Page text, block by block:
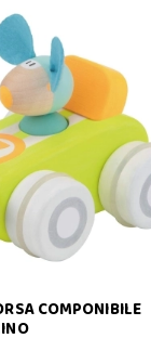
COMPONIBILE